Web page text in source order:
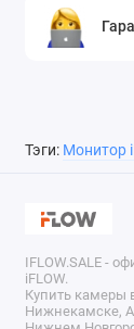
Тэги: Монитор
IFLOW.SALE -
iFLOW.
Купить камеры
Нижнекамске,